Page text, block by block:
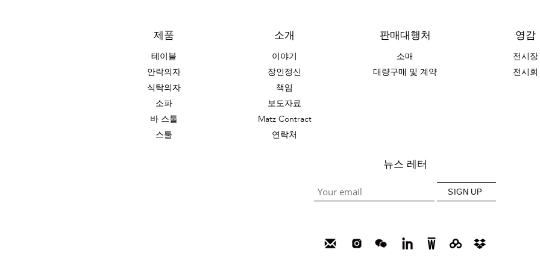
제품
테이블
안락의자
식탁의자
소파
바 스툴
스툴
소개
이야기
장인정신
책임
보도자료
Matz Contract
연락처
판매대행처
소매
대량구매 및 계약
영감
전시장
전시회
뉴스 레터